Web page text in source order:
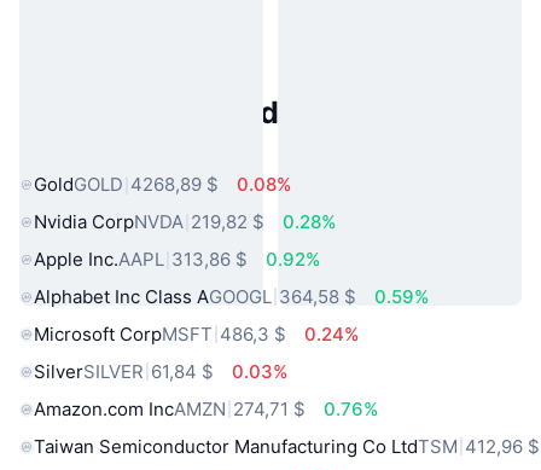
Activos del Mundo Real
GoldGOLD 4268,89 $
0.08%
Nvidia CorpNVDA 219,82 $
0.28%
Apple Inc.AAPL 313,86 $
0.92%
Alphabet Inc Class AGOOGL 364,58 $
0.59%
Microsoft CorpMSFT 486,3 $
0.24%
SilverSILVER 61,84 $
0.03%
Amazon.com IncAMZN 274,71 $
0.76%
Taiwan Semiconductor Manufacturing Co LtdTSM 412,96 $